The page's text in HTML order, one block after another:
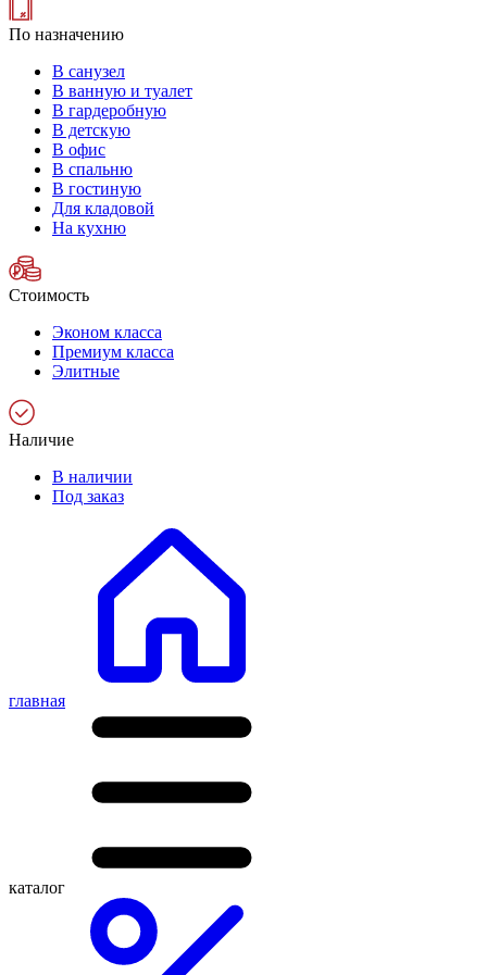
По назначению
В санузел
В ванную и туалет
В гардеробную
В детскую
В офис
В спальню
В гостиную
Для кладовой
На кухню
Стоимость
Эконом класса
Премиум класса
Элитные
Наличие
В наличии
Под заказ
главная
каталог